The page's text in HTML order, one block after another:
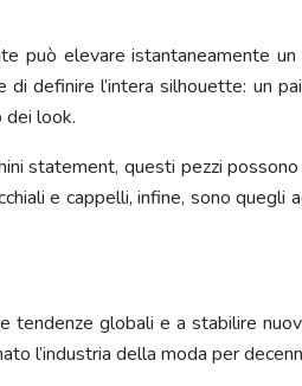
può elevare istantaneamente
definire l’intera silhouette: un
dei look.
statement, questi pezzi
e cappelli, infine, sono quegli
tendenze globali e a stabilire
l’industria della moda per